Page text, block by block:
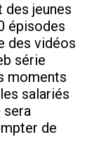
jeunes
épisodes
des vidéos
série
moments
salariés
sera
de